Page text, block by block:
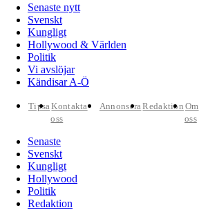
Senaste nytt
Svenskt
Kungligt
Hollywood & Världen
Politik
Vi avslöjar
Kändisar A-Ö
TipsaKontakta
oss
AnnonseraRedaktion Om
oss
Senaste
Svenskt
Kungligt
Hollywood
Politik
Redaktion